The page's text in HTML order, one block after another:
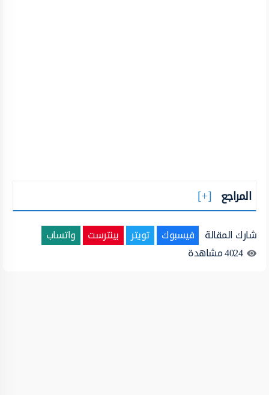
المراجع
شارك المقالة فيسبوك تويتر بينترست
واتساب
4024مشاهدة